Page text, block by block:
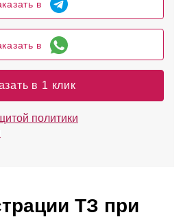
в
в
в 1 клик
политики
ТЗ при